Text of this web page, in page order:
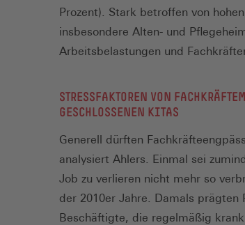
Prozent). Stark betroffen von
insbesondere Alten- und
Arbeitsbelastungen und
STRESSFAKTOREN VON
GESCHLOSSENEN KITAS
Generell dürften
analysiert Ahlers. Einmal sei
Job zu verlieren nicht mehr so
der 2010er Jahre. Damals prägten
Beschäftigte, die regelmäßig